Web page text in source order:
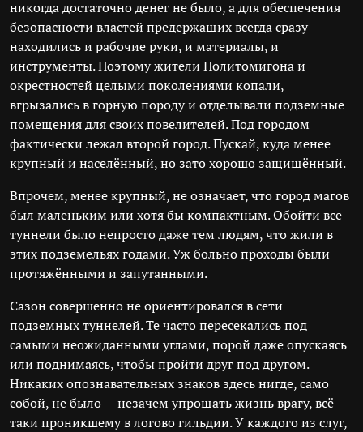
никогда достаточно денег не было, а для обеспечения
безопасности властей предержащих всегда сразу
находились и рабочие руки, и материалы, и
инструменты. Поэтому жители Политомигона и
окрестностей целыми поколениями копали,
вгрызались в горную породу и отделывали подземные
помещения для своих повелителей. Под городом
фактически лежал второй город. Пускай, куда менее
крупный и населённый, но зато хорошо защищённый.
Впрочем, менее крупный, не означает, что город магов
был маленьким или хотя бы компактным. Обойти все
туннели было непросто даже тем людям, что жили в
этих подземельях годами. Уж больно проходы были
протяжёнными и запутанными.
Сазон совершенно не ориентировался в сети
подземных туннелей. Те часто пересекались под
самыми неожиданными углами, порой даже опускаясь
или поднимаясь, чтобы пройти друг под другом.
Никаких опознавательных знаков здесь нигде, само
собой, не было — незачем упрощать жизнь врагу, всё-
таки проникшему в логово гильдии. У каждого из слуг,